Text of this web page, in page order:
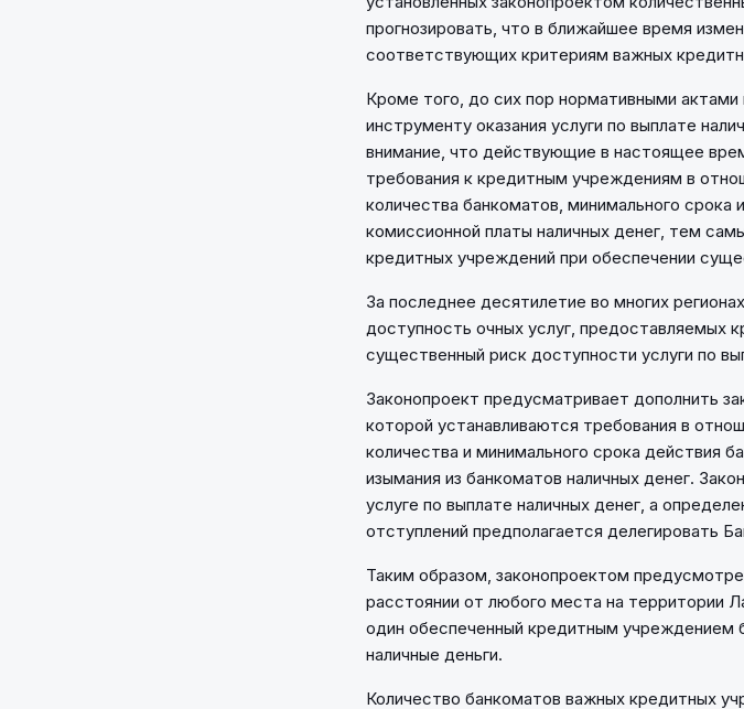
прогнозировать, что в ближайшее время
соответствующих критериям важных
Кроме того, до сих пор нормативными
инструменту оказания услуги по выплате
внимание, что действующие в настоящее
требования к кредитным учреждениям в
количества банкоматов, минимального
комиссионной платы наличных денег, тем
кредитных учреждений при обеспечении
За последнее десятилетие во многих
доступность очных услуг, предоставляемых
существенный риск доступности услуги по
Законопроект предусматривает дополнить
которой устанавливаются требования в
количества и минимального срока действия
изымания из банкоматов наличных денег.
услуге по выплате наличных денег, а
отступлений предполагается делегировать
Таким образом, законопроектом
расстоянии от любого места на территории
один обеспеченный кредитным
наличные деньги.
Количество банкоматов важных кредитных